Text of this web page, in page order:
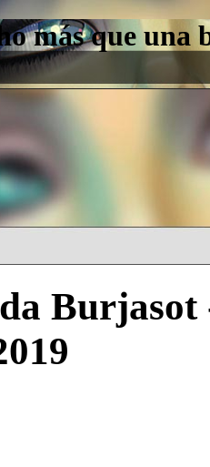
más que una